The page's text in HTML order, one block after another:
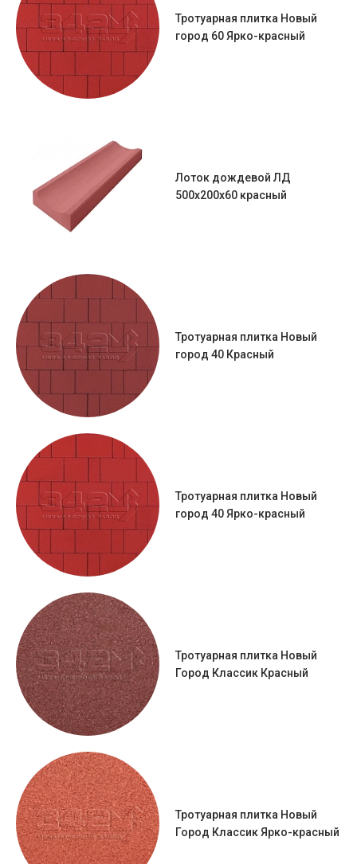
Тротуарная плитка Новый
город 60 Ярко-красный
Лоток дождевой ЛД
500x200x60 красный
Тротуарная плитка Новый
город 40 Красный
Тротуарная плитка Новый
город 40 Ярко-красный
Тротуарная плитка Новый
Город Классик Красный
Тротуарная плитка Новый
Город Классик Ярко-красный